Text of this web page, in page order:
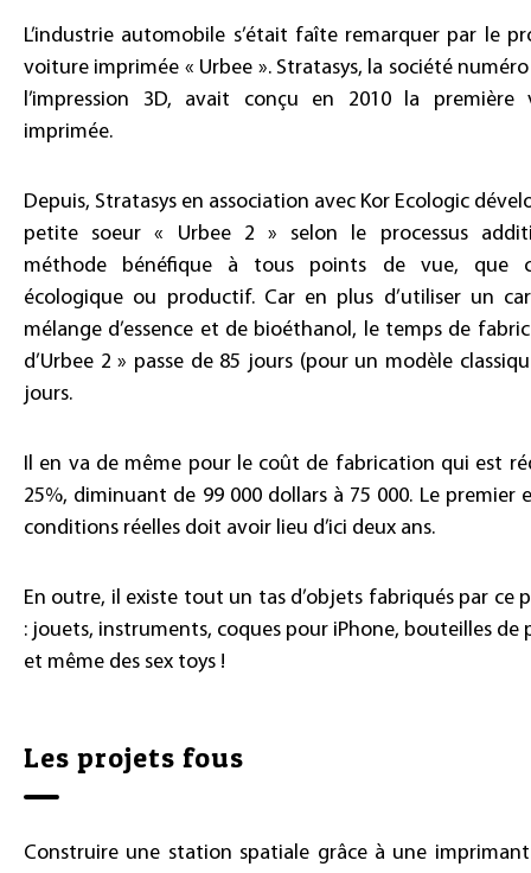
L’industrie automobile s’était faîte remarquer par le
voiture imprimée « Urbee ». Stratasys, la société
l’impression 3D, avait conçu en 2010 la première
imprimée.
Depuis, Stratasys en association avec Kor Ecologic
petite soeur « Urbee 2 » selon le processus
méthode bénéfique à tous points de vue, que
écologique ou productif. Car en plus d’utiliser un
mélange d’essence et de bioéthanol, le temps de
d’Urbee 2 » passe de 85 jours (pour un modèle
jours.
Il en va de même pour le coût de fabrication qui est
25%, diminuant de 99 000 dollars à 75 000. Le premier
conditions réelles doit avoir lieu d’ici deux ans.
En outre, il existe tout un tas d’objets fabriqués par ce
: jouets, instruments, coques pour iPhone, bouteilles de
et même des sex toys !
Les projets fous
Construire une station spatiale grâce à une